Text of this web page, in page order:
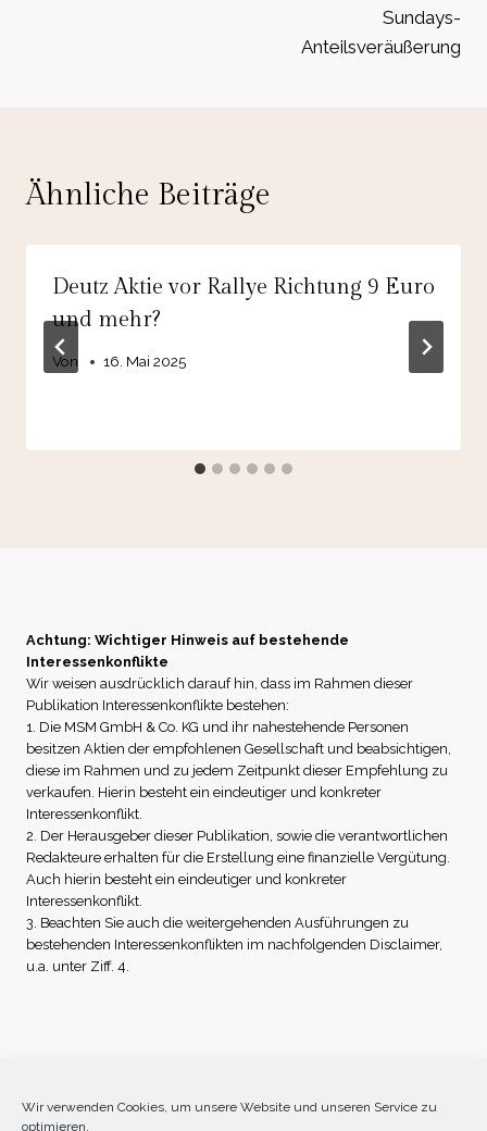
Wir verwenden Cookies, um unsere Website und unseren Service zu
optimieren.
Sundays-
Anteilsveräußerung
Ähnliche Beiträge
Deutz Aktie vor Rallye Richtung 9 Euro
und mehr?
Von 16. Mai 2025
Achtung: Wichtiger Hinweis auf bestehende
Interessenkonflikte
Wir weisen ausdrücklich darauf hin, dass im Rahmen dieser
Publikation Interessenkonflikte bestehen:
1. Die MSM GmbH & Co. KG und ihr nahestehende Personen
besitzen Aktien der empfohlenen Gesellschaft und beabsichtigen,
diese im Rahmen und zu jedem Zeitpunkt dieser Empfehlung zu
verkaufen. Hierin besteht ein eindeutiger und konkreter
Interessenkonflikt.
2. Der Herausgeber dieser Publikation, sowie die verantwortlichen
Redakteure erhalten für die Erstellung eine finanzielle Vergütung.
Auch hierin besteht ein eindeutiger und konkreter
Interessenkonflikt.
3. Beachten Sie auch die weitergehenden Ausführungen zu
bestehenden Interessenkonflikten im nachfolgenden Disclaimer,
u.a. unter Ziff. 4.
Impressum Datenschutz Disclaimer